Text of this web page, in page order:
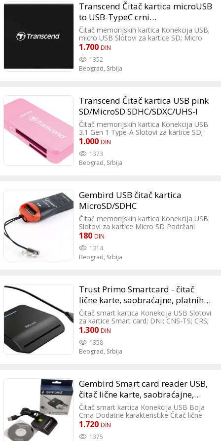
Transcend Čitač kartica microUSB
to USB-TypeC crni
MicroSD/SDXC/SDHC
Čitač memorijskih kartica Konekcija USB;
micro USB Slotovi za kartice SD; Micro
SD; Compact Flash Podržani formati
Boja Crna Dodatne karakteristike Radi i
na UHS-II karticama ali sa UHS-I brzinom
1.700 DIN
1352
Beograd, Srbija
Transcend Čitač kartica USB pink
SD/MicroSD SDHC/SDXC/UHS-I
Čitač memorijskih kartica Konekcija USB
3.1 Gen 1 Type-A Slotovi za kartice SD;
Micro SD Podržani formati SDHC; SDXC;
Dimenzija 56x24x8.9mm Težina 0.018kg
1.000 DIN
1373
Beograd, Srbija
Gembird USB čitač kartica
MicroSD/SDHC
Čitač memorijskih kartica Konekcija USB
Slotovi za kartice Micro SD Podržani
formati SDHC Boja Crna Dodatne
MBps zavisi od klase kartice Dimenzija
32x16x7mm Težina 3gr
180 DIN
1314
Beograd, Srbija
Trust Primo Smartcard - čitač
lične karte, saobraćajne, platnih
kartica, sertifikata
Čitač smart kartica Konekcija USB Slotovi
za kartice Smart card; DNI; CNS-TS; CRS;
eID/DNIe Boja Crna Dodatne
saobraćajne, platnih kartica, sertifikata
Dimenzija 79x64x16mm Težina 46gr
1.300 DIN
1358
Beograd, Srbija
Gembird Smart card reader USB,
čitač lične karte, saobraćajne,
platnih kartica
Čitač smart kartica Konekcija USB Boja
Crna Dodatne karakteristike Čitač lične
karte, saobraćajne, platnih kartica,
1.720 DIN
1375